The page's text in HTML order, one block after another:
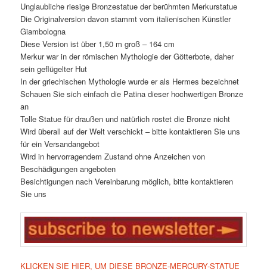
Unglaubliche riesige Bronzestatue der berühmten Merkurstatue
Die Originalversion davon stammt vom italienischen Künstler
Giambologna
Diese Version ist über 1,50 m groß – 164 cm
Merkur war in der römischen Mythologie der Götterbote, daher
sein geflügelter Hut
In der griechischen Mythologie wurde er als Hermes bezeichnet
Schauen Sie sich einfach die Patina dieser hochwertigen Bronze
an
Tolle Statue für draußen und natürlich rostet die Bronze nicht
Wird überall auf der Welt verschickt – bitte kontaktieren Sie uns
für ein Versandangebot
Wird in hervorragendem Zustand ohne Anzeichen von
Beschädigungen angeboten
Besichtigungen nach Vereinbarung möglich, bitte kontaktieren
Sie uns
KLICKEN SIE HIER, UM DIESE BRONZE-MERCURY-STATUE